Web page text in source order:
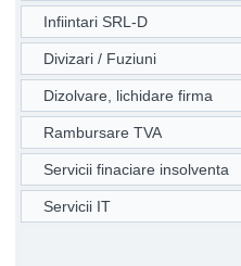
Infiintari SRL-D
Divizari / Fuziuni
Dizolvare, lichidare firma
Rambursare TVA
Servicii finaciare insolventa
Servicii IT